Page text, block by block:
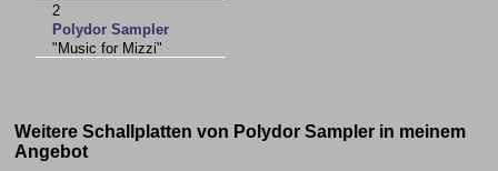
2
Polydor Sampler
"Music for Mizzi"
Weitere Schallplatten von Polydor Sampler in meinem
Angebot